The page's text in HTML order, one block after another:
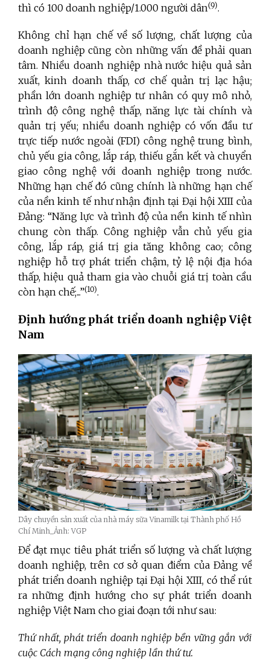
thì có 100 doanh nghiệp/1.000 người dân(9).
Không chỉ hạn chế về số lượng, chất lượng của
doanh nghiệp cũng còn những vấn đề phải quan
tâm. Nhiều doanh nghiệp nhà nước hiệu quả sản
xuất, kinh doanh thấp, cơ chế quản trị lạc hậu;
phần lớn doanh nghiệp tư nhân có quy mô nhỏ,
trình độ công nghệ thấp, năng lực tài chính và
quản trị yếu; nhiều doanh nghiệp có vốn đầu tư
trực tiếp nước ngoài (FDI) công nghệ trung bình,
chủ yếu gia công, lắp ráp, thiếu gắn kết và chuyển
giao công nghệ với doanh nghiệp trong nước.
Những hạn chế đó cũng chính là những hạn chế
của nền kinh tế như nhận định tại Đại hội XIII của
Đảng: “Năng lực và trình độ của nền kinh tế nhìn
chung còn thấp. Công nghiệp vẫn chủ yếu gia
công, lắp ráp, giá trị gia tăng không cao; công
nghiệp hỗ trợ phát triển chậm, tỷ lệ nội địa hóa
thấp, hiệu quả tham gia vào chuỗi giá trị toàn cầu
còn hạn chế;...”(10).
Định hướng phát triển doanh nghiệp Việt
Nam
Dây chuyền sản xuất của nhà máy sữa Vinamilk tại Thành phố Hồ
Chí Minh_Ảnh: VGP
Để đạt mục tiêu phát triển số lượng và chất lượng
doanh nghiệp, trên cơ sở quan điểm của Đảng về
phát triển doanh nghiệp tại Đại hội XIII, có thể rút
ra những định hướng cho sự phát triển doanh
nghiệp Việt Nam cho giai đoạn tới như sau:
Thứ nhất, phát triển doanh nghiệp bền vững gắn với
cuộc Cách mạng công nghiệp lần thứ tư.